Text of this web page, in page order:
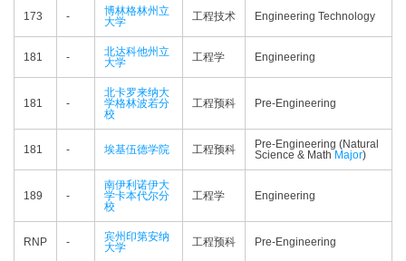
173 -
博林格林州立
大学
工程技术 Engineering Technology
181 -
北达科他州立
大学
工程学 Engineering
181 -
北卡罗来纳大
学格林波若分
校
工程预科 Pre-Engineering
181 - 埃基伍德学院 工程预科
Pre-Engineering (Natural
Science & Math Major)
189 -
南伊利诺伊大
学卡本代尔分
校
工程学 Engineering
RNP -
宾州印第安纳
大学
工程预科 Pre-Engineering